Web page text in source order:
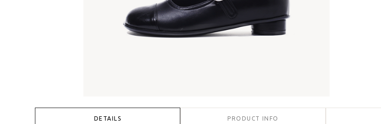
DETAILS PRODUCT INFO